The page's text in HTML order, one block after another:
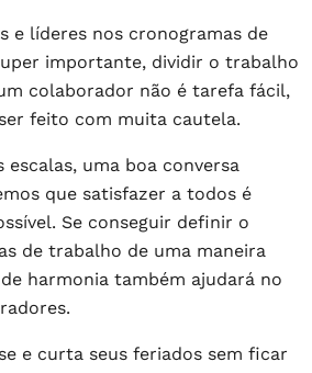
e líderes nos cronogramas de
importante, dividir o trabalho
colaborador não é tarefa fácil,
feito com muita cautela.
escalas, uma boa conversa
que satisfazer a todos é
Se conseguir definir o
de trabalho de uma maneira
harmonia também ajudará no
e curta seus feriados sem ficar